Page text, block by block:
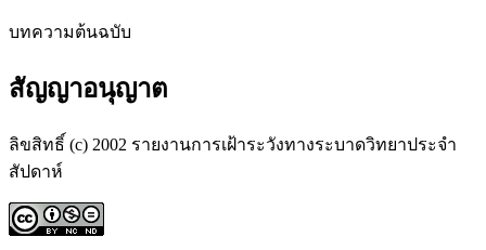
บทความต้นฉบับ
สัญญาอนุญาต
ลิขสิทธิ์ (c) 2002 รายงานการเฝ้าระวังทางระบาดวิทยาประจำ
สัปดาห์